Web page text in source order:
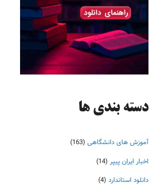
دسته‌ بندی ها
آموزش های دانشگاهی (163)
اخبار ایران پیپر (14)
دانلود استاندارد (4)